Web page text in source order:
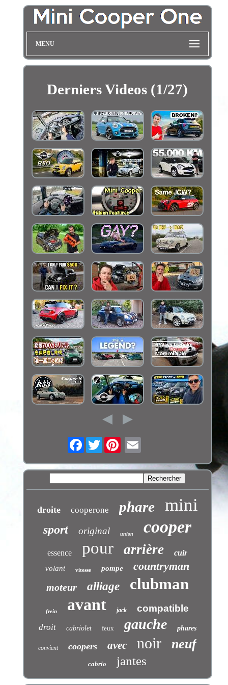
MENU
Derniers Videos (1/27)
FacebookTwitter
droite cooperone phare mini
sport original union cooper
essence pour arrière cuir
volant vitesse pompe countryman
moteur alliage clubman
frein avant jack compatible
droit cabriolet feux gauche phares
convient coopers avec noir neuf
cabrio jantes